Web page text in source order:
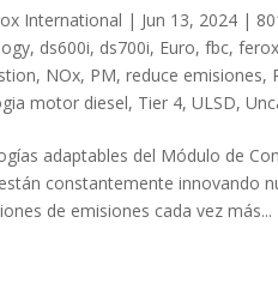
International | Jun 13, 2024 |
, ds600i, ds700i, Euro,fbc,
, NOx, PM,reduce emisiones,
motor diesel, Tier 4,ULSD,
adaptables del Módulo de
constantemente innovando
de emisiones cada vez más...